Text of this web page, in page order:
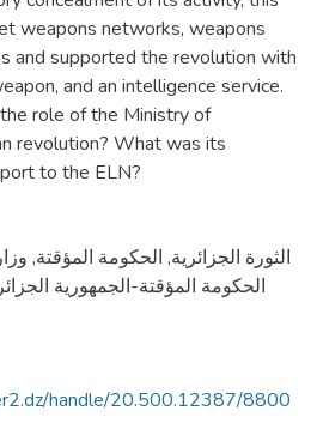
weapons networks, weapons
and supported the revolution with
and an intelligence service.
role of the Ministry of
revolution? What was its
to the ELN?
الثورة الجزائرية, الحكومة المؤقتة,
الحكومة المؤقتة-الجمهورية
handle/20.500.12387/8800